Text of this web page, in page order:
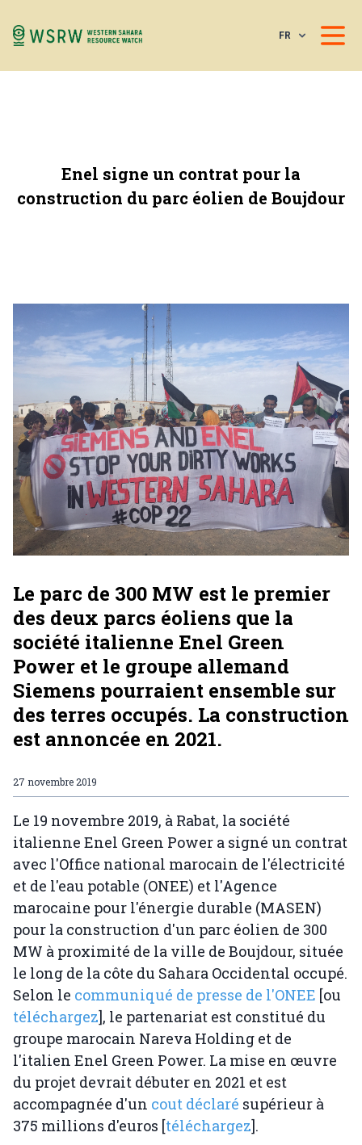
FR
Enel signe un contrat pour la
construction du parc éolien de Boujdour
Le parc de 300 MW est le premier
des deux parcs éoliens que la
société italienne Enel Green
Power et le groupe allemand
Siemens pourraient ensemble sur
des terres occupés. La construction
est annoncée en 2021.
27 novembre 2019
Le 19 novembre 2019, à Rabat, la société
italienne Enel Green Power a signé un contrat
avec l'Office national marocain de l'électricité
et de l'eau potable (ONEE) et l'Agence
marocaine pour l'énergie durable (MASEN)
pour la construction d'un parc éolien de 300
MW à proximité de la ville de Boujdour, située
le long de la côte du Sahara Occidental occupé.
Selon le communiqué de presse de l'ONEE [ou
téléchargez], le partenariat est constitué du
groupe marocain Nareva Holding et de
l'italien Enel Green Power. La mise en œuvre
du projet devrait débuter en 2021 et est
accompagnée d'un cout déclaré supérieur à
375 millions d'euros [téléchargez].